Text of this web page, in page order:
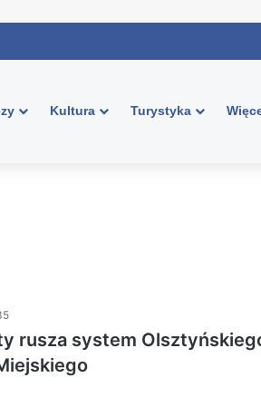
Kultura Turystyka
rusza system